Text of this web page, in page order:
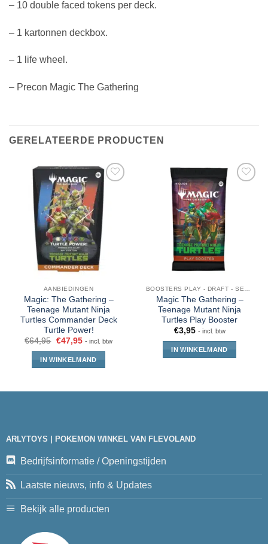
– 10 double faced tokens per deck.
– 1 kartonnen deckbox.
– 1 life wheel.
– Precon Magic The Gathering
GERELATEERDE PRODUCTEN
AANBIEDINGEN
Magic: The Gathering –
Teenage Mutant Ninja
Turtles Commander Deck
Turtle Power!
€64,95 €47,95 - incl. btw
IN WINKELMAND
Magic The Gathering –
Teenage Mutant Ninja
Turtles Play Booster
€3,95 - incl. btw
IN WINKELMAND
ARLYTOYS | POKEMON WINKEL VAN FLEVOLAND
Bedrijfsinformatie / Openingstijden
Laatste nieuws, info & Updates
Bekijk alle producten